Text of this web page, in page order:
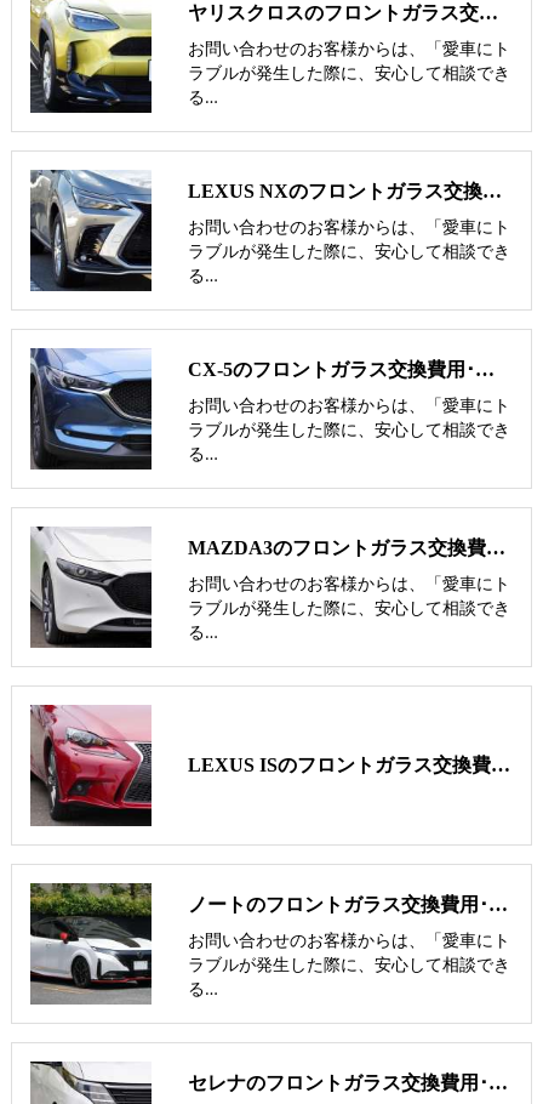
ヤリスクロスのフロントガラス交換費用･飛び石修理費用･低価格ガラス紹介
お問い合わせのお客様からは、「愛車にト
ラブルが発生した際に、安心して相談でき
る…
LEXUS NXのフロントガラス交換費用･飛び石修理費用･低価格ガラス紹介
お問い合わせのお客様からは、「愛車にト
ラブルが発生した際に、安心して相談でき
る…
CX-5のフロントガラス交換費用･飛び石修理費用･低価格ガラス紹介
お問い合わせのお客様からは、「愛車にト
ラブルが発生した際に、安心して相談でき
る…
MAZDA3のフロントガラス交換費用･飛び石修理費用･低価格ガラス紹介
お問い合わせのお客様からは、「愛車にト
ラブルが発生した際に、安心して相談でき
る…
LEXUS ISのフロントガラス交換費用･飛び石修理費用･低価格ガラス紹介
ノートのフロントガラス交換費用･飛び石修理費用･低価格ガラス紹介
お問い合わせのお客様からは、「愛車にト
ラブルが発生した際に、安心して相談でき
る…
セレナのフロントガラス交換費用･飛び石修理費用･低価格ガラス紹介